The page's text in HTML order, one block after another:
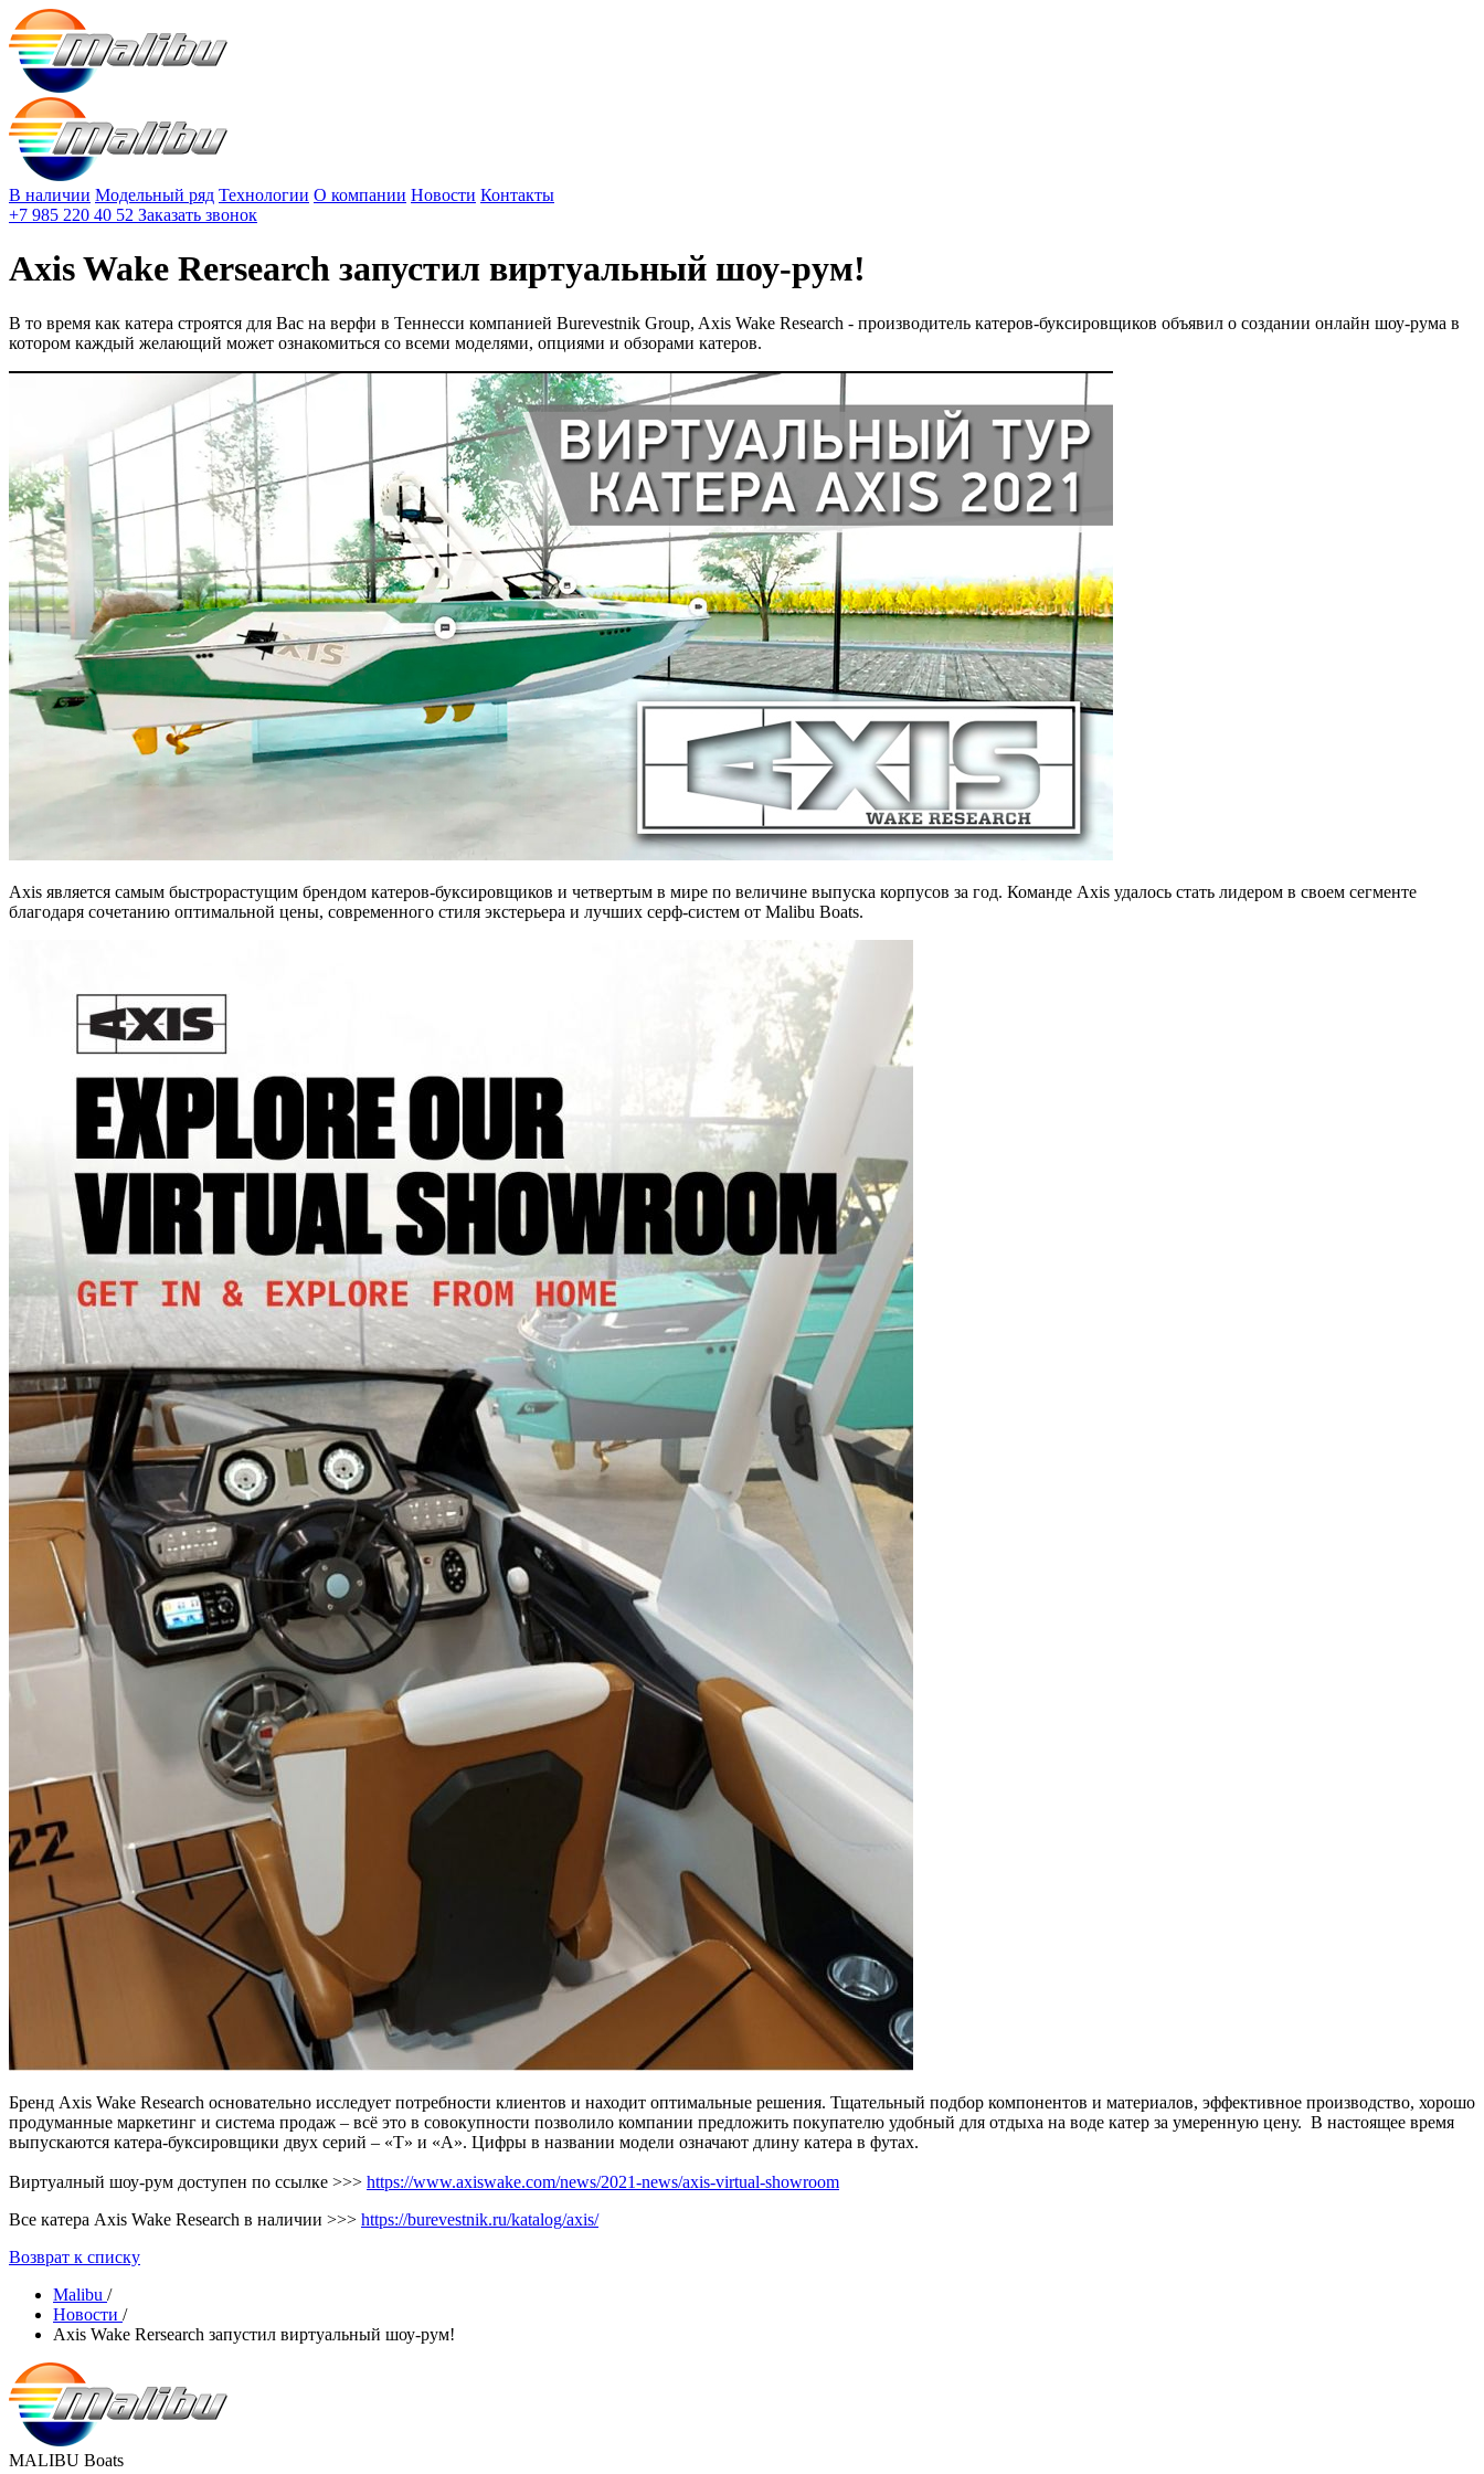
В наличии Модельный ряд Технологии О компании Новости Контакты
+7 985 220 40 52 Заказать звонок
Axis Wake Rersearch запустил виртуальный шоу-рум!
В то время как катера строятся для Вас на верфи в Теннесси компанией Burevestnik Group, Axis Wake Research - производитель катеров-буксировщиков объявил о создании онлайн шоу-рума в
котором каждый желающий может ознакомиться со всеми моделями, опциями и обзорами катеров.
Axis является самым быстрорастущим брендом катеров-буксировщиков и четвертым в мире по величине выпуска корпусов за год. Команде Axis удалось стать лидером в своем сегменте
благодаря сочетанию оптимальной цены, современного стиля экстерьера и лучших серф-систем от Malibu Boats.
Бренд Axis Wake Research основательно исследует потребности клиентов и находит оптимальные решения. Тщательный подбор компонентов и материалов, эффективное производство, хорошо
продуманные маркетинг и система продаж – всё это в совокупности позволило компании предложить покупателю удобный для отдыха на воде катер за умеренную цену. В настоящее время
выпускаются катера-буксировщики двух серий – «Т» и «A». Цифры в названии модели означают длину катера в футах.
Виртуалный шоу-рум доступен по ссылке >>> https://www.axiswake.com/news/2021-news/axis-virtual-showroom
Все катера Axis Wake Research в наличии >>> https://burevestnik.ru/katalog/axis/
Возврат к списку
Malibu /
Новости /
Axis Wake Rersearch запустил виртуальный шоу-рум!
MALIBU Boats